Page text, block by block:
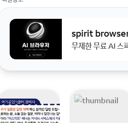
spirit
무제한 무료 AI 스